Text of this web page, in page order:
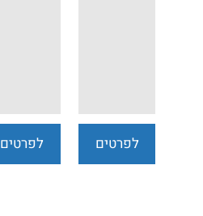
לפרטים
לפרטים